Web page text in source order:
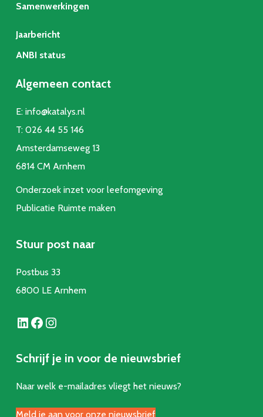
Samenwerkingen
Jaarbericht
ANBI status
Algemeen contact
E: info@katalys.nl
T: 026 44 55 146
Amsterdamseweg 13
6814 CM Arnhem
Onderzoek inzet voor leefomgeving
Publicatie Ruimte maken
Stuur post naar
Postbus 33
6800 LE Arnhem
LinkedIn Facebook Instagram
Schrijf je in voor de nieuwsbrief
Naar welk e-mailadres vliegt het nieuws?
Meld je aan voor onze nieuwsbrief